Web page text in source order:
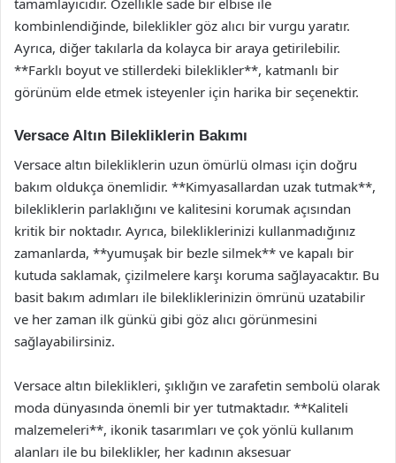
tamamlayıcıdır. Özellikle sade bir elbise ile
kombinlendiğinde, bileklikler göz alıcı bir vurgu yaratır.
Ayrıca, diğer takılarla da kolayca bir araya getirilebilir.
**Farklı boyut ve stillerdeki bileklikler**, katmanlı bir
görünüm elde etmek isteyenler için harika bir seçenektir.
Versace Altın Bilekliklerin Bakımı
Versace altın bilekliklerin uzun ömürlü olması için doğru
bakım oldukça önemlidir. **Kimyasallardan uzak tutmak**,
bilekliklerin parlaklığını ve kalitesini korumak açısından
kritik bir noktadır. Ayrıca, bilekliklerinizi kullanmadığınız
zamanlarda, **yumuşak bir bezle silmek** ve kapalı bir
kutuda saklamak, çizilmelere karşı koruma sağlayacaktır. Bu
basit bakım adımları ile bilekliklerinizin ömrünü uzatabilir
ve her zaman ilk günkü gibi göz alıcı görünmesini
sağlayabilirsiniz.
Versace altın bileklikleri, şıklığın ve zarafetin sembolü olarak
moda dünyasında önemli bir yer tutmaktadır. **Kaliteli
malzemeleri**, ikonik tasarımları ve çok yönlü kullanım
alanları ile bu bileklikler, her kadının aksesuar